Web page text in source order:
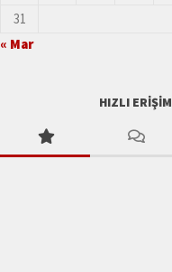
31
« Mar
HIZLI ERIŞIM